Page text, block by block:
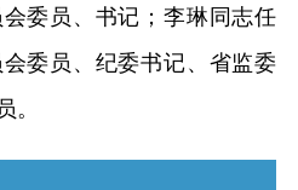
委员、书记；李琳同志任
委员、纪委书记、省监委
。